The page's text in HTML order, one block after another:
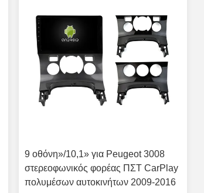
9 οθόνη»/10,1» για Peugeot 3008
στερεοφωνικός φορέας ΠΣΤ CarPlay
πολυμέσων αυτοκινήτων 2009-2016